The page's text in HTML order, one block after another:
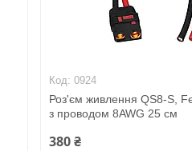
0924
Роз'єм живлення QS8-S,
з проводом 8AWG 25 см
380 ₴